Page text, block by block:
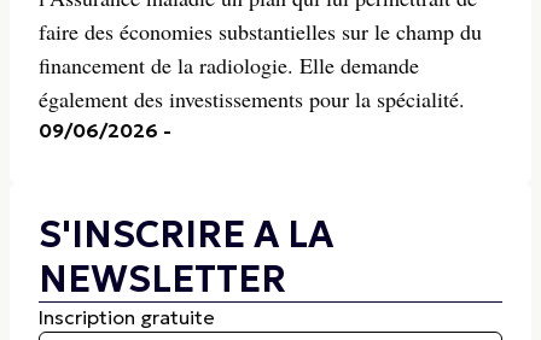
faire des économies substantielles sur le champ du
financement de la radiologie. Elle demande
également des investissements pour la spécialité.
09/06/2026 -
S'INSCRIRE A LA
NEWSLETTER
Inscription gratuite